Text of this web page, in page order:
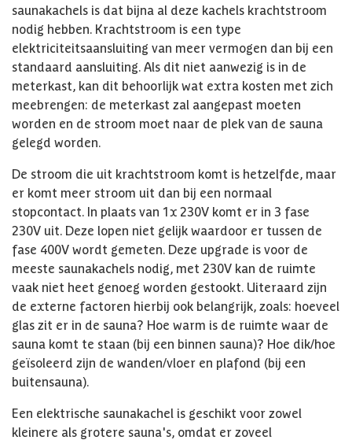
saunakachels is dat bijna al deze kachels krachtstroom
nodig hebben. Krachtstroom is een type
elektriciteitsaansluiting van meer vermogen dan bij een
standaard aansluiting. Als dit niet aanwezig is in de
meterkast, kan dit behoorlijk wat extra kosten met zich
meebrengen: de meterkast zal aangepast moeten
worden en de stroom moet naar de plek van de sauna
gelegd worden.
De stroom die uit krachtstroom komt is hetzelfde, maar
er komt meer stroom uit dan bij een normaal
stopcontact. In plaats van 1x 230V komt er in 3 fase
230V uit. Deze lopen niet gelijk waardoor er tussen de
fase 400V wordt gemeten. Deze upgrade is voor de
meeste saunakachels nodig, met 230V kan de ruimte
vaak niet heet genoeg worden gestookt. Uiteraard zijn
de externe factoren hierbij ook belangrijk, zoals: hoeveel
glas zit er in de sauna? Hoe warm is de ruimte waar de
sauna komt te staan (bij een binnen sauna)? Hoe dik/hoe
geïsoleerd zijn de wanden/vloer en plafond (bij een
buitensauna).
Een elektrische saunakachel is geschikt voor zowel
kleinere als grotere sauna's, omdat er zoveel